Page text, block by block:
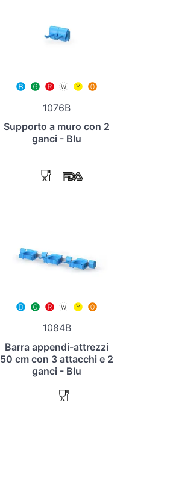
1076B
Supporto a muro con 2
ganci - Blu
1084B
Barra appendi-attrezzi
50 cm con 3 attacchi e 2
ganci - Blu